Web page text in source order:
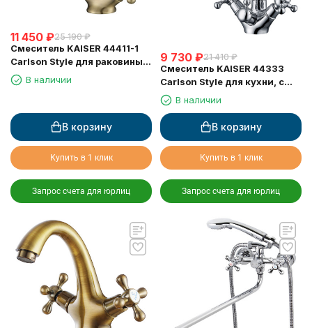
11 450 ₽25 190 ₽
Смеситель KAISER 44411-1
Carlson Style для раковины,
бронзовый
В наличии
В корзину
Купить в 1 клик
Запрос счета для юрлиц
9 730 ₽21 410 ₽
Смеситель KAISER 44333
Carlson Style для кухни, с
краном для питьевой воды,
хром
В наличии
В корзину
Купить в 1 клик
Запрос счета для юрлиц